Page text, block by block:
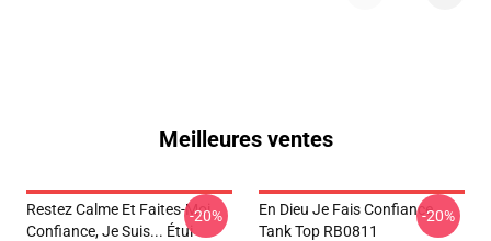
Meilleures ventes
Restez Calme Et Faites-Moi
Confiance, Je Suis... Étui
-20%
En Dieu Je Fais Confiance
Tank Top RB0811
-20%